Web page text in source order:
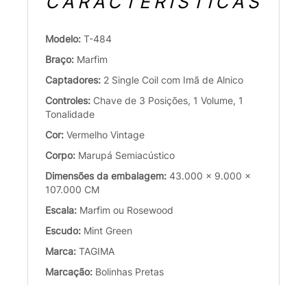
Modelo: T-484
Braço: Marfim
Captadores: 2 Single Coil com Imã de Alnico
Controles: Chave de 3 Posições, 1 Volume, 1
Tonalidade
Cor: Vermelho Vintage
Corpo: Marupá Semiacústico
Dimensões da embalagem: 43.000 x 9.000 x
107.000 CM
Escala: Marfim ou Rosewood
Escudo: Mint Green
Marca: TAGIMA
Marcação: Bolinhas Pretas